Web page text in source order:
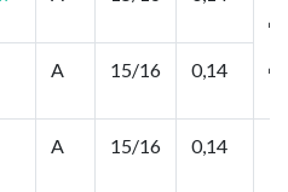
A 15/16 0,14
A 15/16 0,14